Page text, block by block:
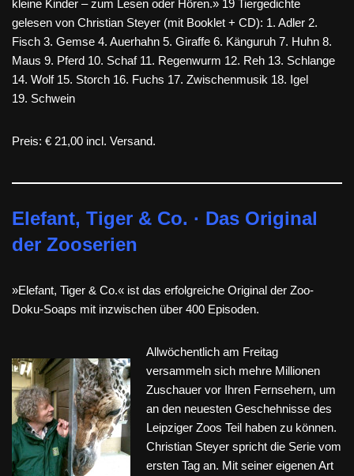
kleine Kinder – zum Lesen oder Hören.» 19 Tiergedichte
gelesen von Christian Steyer (mit Booklet + CD): 1. Adler 2.
Fisch 3. Gemse 4. Auerhahn 5. Giraffe 6. Känguruh 7. Huhn 8.
Maus 9. Pferd 10. Schaf 11. Regenwurm 12. Reh 13. Schlange
14. Wolf 15. Storch 16. Fuchs 17. Zwischenmusik 18. Igel
19. Schwein
Preis: € 21,00 incl. Versand.
Elefant, Tiger & Co. · Das Original
der Zooserien
»Elefant, Tiger & Co.« ist das erfolgreiche Original der Zoo-
Doku-Soaps mit inzwischen über 400 Episoden.
Allwöchentlich am Freitag
versammeln sich mehre Millionen
Zuschauer vor Ihren Fernsehern, um
an den neuesten Geschehnisse des
Leipziger Zoos Teil haben zu können.
Christian Steyer spricht die Serie vom
ersten Tag an. Mit seiner eigenen Art